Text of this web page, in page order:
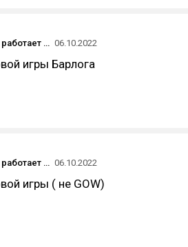
Sony Santa Monica работает над применением трассировки лучей и AI для создания фотореалистичного рендеринга 06.10.2022
игры Барлога
Sony Santa Monica работает над применением трассировки лучей и AI для создания фотореалистичного рендеринга 06.10.2022
игры ( не GOW)